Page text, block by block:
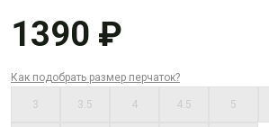
1390 ₽
Как подобрать размер перчаток?
3 3.5 4 4.5 5